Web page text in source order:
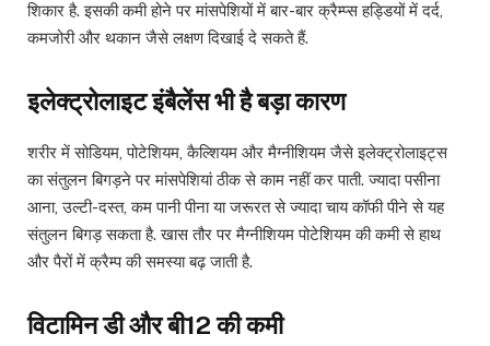
शिकार है. इसकी कमी होने पर मांसपेशियों में बार-बार क्रैम्प्स हड्डियों में दर्द,
कमजोरी और थकान जैसे लक्षण दिखाई दे सकते हैं.
इलेक्ट्रोलाइट इंबैलेंस भी है बड़ा कारण
शरीर में सोडियम, पोटेशियम, कैल्शियम और मैग्नीशियम जैसे इलेक्ट्रोलाइट्स
का संतुलन बिगड़ने पर मांसपेशियां ठीक से काम नहीं कर पाती. ज्यादा पसीना
आना, उल्टी-दस्त, कम पानी पीना या जरूरत से ज्यादा चाय कॉफी पीने से यह
संतुलन बिगड़ सकता है. खास तौर पर मैग्नीशियम पोटेशियम की कमी से हाथ
और पैरों में क्रैम्प की समस्या बढ़ जाती है.
विटामिन डी और बी12 की कमी